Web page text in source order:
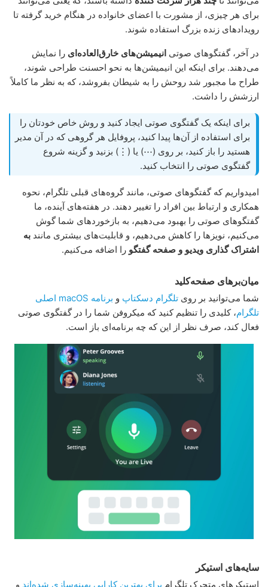
برای هر چیزی، از مشورت با اعضای خانواده در هنگام خرید گرفته تا
رویداد‌های زنده بزرگ استفاده شوند.
در آخر، گفتگوهای صوتی انیمیشن‌های خارق‌العاده‌ای را نمایش
می‌دهند. برای اینکه این انیمیشن‌ها به نحو احسنت طراحی‌ شوند،
طراح ما مجبور شد روحش را به شیطان بفروشد، که به نظر ما کاملاً
ارزشش را داشت.
برای اینکه یک گفتگوی صوتی ایجاد کنید و روش خاص خودتان را
برای استفاده از آن‌ها پیدا کنید، پروفایل هر گروهی که در آن مدیر
هستید را باز کنید، بر روی (⋯) یا (⋮) بزنید و گزینه شروع
گفتگوی صوتی را انتخاب کنید.
امیدواریم که گفتگوهای صوتی، مانند گروه‌های قبلی تلگرام، نحوه
همکاری و ارتباط بین افراد را تغییر دهند. در هفته‌های آینده، ما
گفتگوهای صوتی را بهبود می‌دهیم، به بازخوردهای شما گوش
می‌کنیم، نویزها را کاهش می‌دهیم، و قابلیت‌های بیشتری مانند به
اشتراک گذاری ویدیو و صفحه گفتگو را اضافه می‌کنیم.
میان‌برهای صفحه‌کلید
شما می‌توانید بر روی تلگرام دسکتاپ و
برنامه macOS اصلی
تلگرام، کلیدی را تنظیم کنید که میکروفن شما را در گفتگوی صوتی
فعال کند، صرف نظر از این که چه برنامه‌‌ای باز است.
سایه‌های استیکر
استیکرهای متحرک تلگرام برای بهترین کارایی بهینه‌سازی شده‌اند و